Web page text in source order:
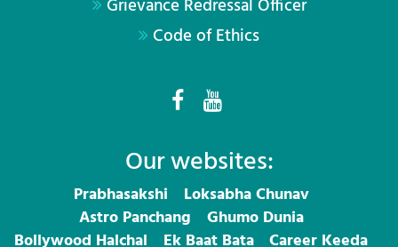
Grievance Redressal Officer
Code of Ethics
Our websites:
Prabhasakshi
Loksabha Chunav
Astro Panchang
Ghumo Dunia
Bollywood Halchal
Ek Baat Bata Career Keeda